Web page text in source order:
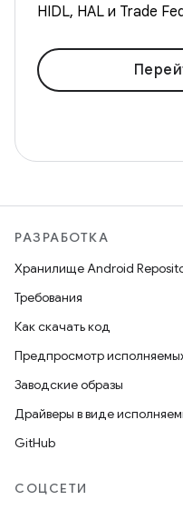
HIDL, HAL и Trade
РАЗРАБОТКА
Хранилище Android
Требования
Как скачать код
Предпросмотр
Заводские образы
Драйверы в виде
GitHub
СОЦСЕТИ